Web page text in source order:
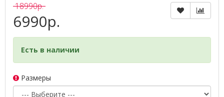
18990р.
6990р.
Есть в наличии
Размеры